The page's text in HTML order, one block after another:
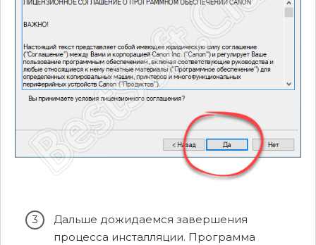
Дальше дожидаемся завершения
процесса инсталляции. Программа